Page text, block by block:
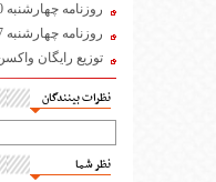
روزنامه چهارشنبه 10 دی ۱۳۹۹
روزنامه چهارشنبه 7 آبان ۱۳۹۹
توزیع رایگان
نظرات بینندگان
نظر شما